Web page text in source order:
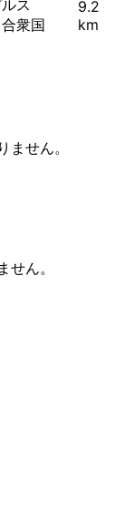
ス
衆国
9.2
km
せん。
ん。